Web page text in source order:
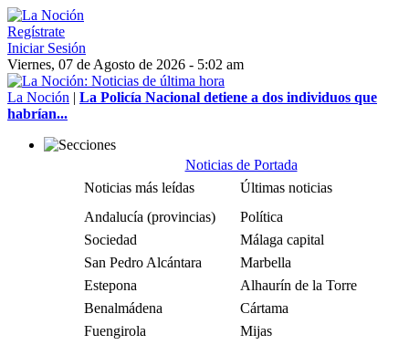
Regístrate
Iniciar Sesión
Viernes, 07 de Agosto de 2026 - 5:02 am
La Noción | La Policía Nacional detiene a dos individuos que
habrían...
Noticias de Portada
Noticias más leídas
Últimas noticias
Andalucía (provincias)
Política
Sociedad
Málaga capital
San Pedro Alcántara
Marbella
Estepona
Alhaurín de la Torre
Benalmádena
Cártama
Fuengirola
Mijas